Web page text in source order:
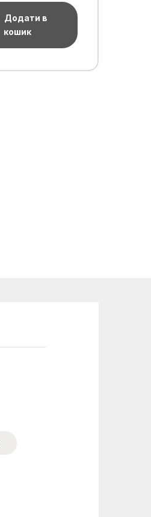
Додати в
кошик